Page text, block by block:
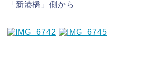
「新港橋」側から